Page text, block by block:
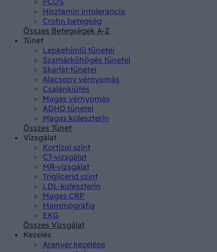
Hisztamin intolerancia
Crohn betegség
Összes Betegségek A-Z
Tünet
Lepkehimlő tünetei
Szamárköhögés tünetei
Skarlát tünetei
Alacsony vérnyomás
Csalánkiütés
Magas vérnyomás
ADHD tünetei
Magas koleszterin
Összes Tünet
Vizsgálat
Kortizol szint
CT-vizsgálat
MR-vizsgálat
Triglicerid szint
LDL-koleszterin
Magas CRP
Mammográfia
EKG
Összes Vizsgálat
Kezelés
Aranyér kezelése